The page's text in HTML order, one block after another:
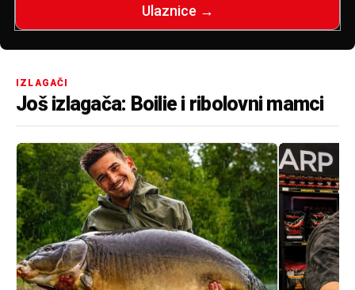
Ulaznice →
IZLAGAČI
Još izlagača: Boilie i ribolovni mamci